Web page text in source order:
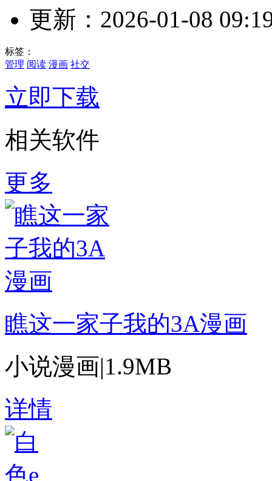
更新：2026-01-08
标签：
管理 阅读 漫画 社交
立即下载
相关软件
更多
瞧这一家子我的3A漫画
小说漫画|1.9MB
详情